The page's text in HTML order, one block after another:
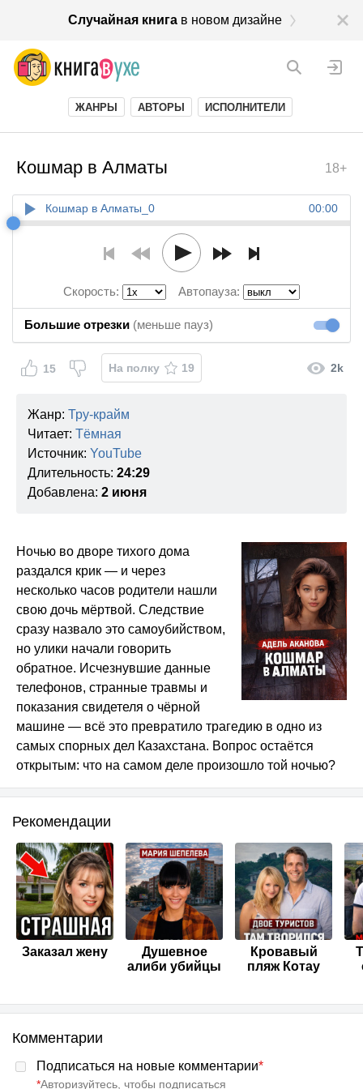
Случайная книгав новом дизайне
ЖАНРЫ АВТОРЫ ИСПОЛНИТЕЛИ
18+
Кошмар в Алматы
00:00
Кошмар в Алматы_0
Скорость: Автопауза:
Большие отрезки (меньше пауз)
15 На полку 19 2k
Жанр: Тру-крайм
Читает: Тёмная
Источник: YouTube
Длительность: 24:29
Добавлена: 2 июня
Ночью во дворе тихого дома
раздался крик — и через
несколько часов родители нашли
свою дочь мёртвой. Следствие
сразу назвало это самоубийством,
но улики начали говорить
обратное. Исчезнувшие данные
телефонов, странные травмы и
показания свидетеля о чёрной
машине — всё это превратило трагедию в одно из
самых спорных дел Казахстана. Вопрос остаётся
открытым: что на самом деле произошло той ночью?
Рекомендации
Заказал жену
Душевное
алиби убийцы
Кровавый
пляж Котау
Комментарии
Подписаться на новые комментарии*
*Авторизуйтесь, чтобы подписаться